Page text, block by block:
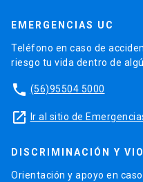
EMERGENCIAS UC
Teléfono en caso de
riesgo tu vida dentro de
phone (56)95504 5000
launch Ir al sitio de
DISCRIMINACIÓN Y
Orientación y apoyo en